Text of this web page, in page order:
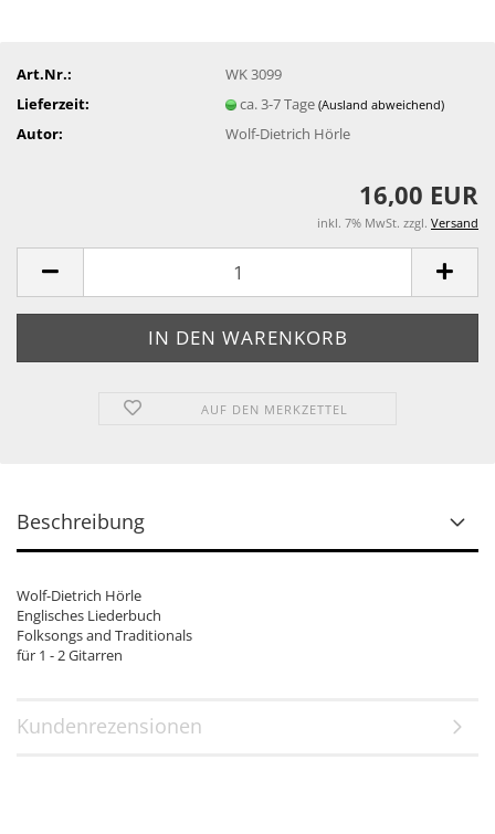
Art.Nr.:
WK 3099
Lieferzeit:
ca. 3-7 Tage(Ausland abweichend)
Autor: Wolf-Dietrich Hörle
16,00 EUR
inkl. 7% MwSt. zzgl. Versand
AUF DEN MERKZETTEL
Beschreibung
Wolf-Dietrich Hörle
Englisches Liederbuch
Folksongs and Traditionals
für 1 - 2 Gitarren
Kundenrezensionen